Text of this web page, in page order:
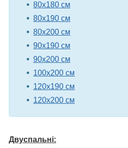
80х180 см
80х190 см
80х200 см
90х190 см
90х200 см
100х200 см
120х190 см
120х200 см
Двуспальні: